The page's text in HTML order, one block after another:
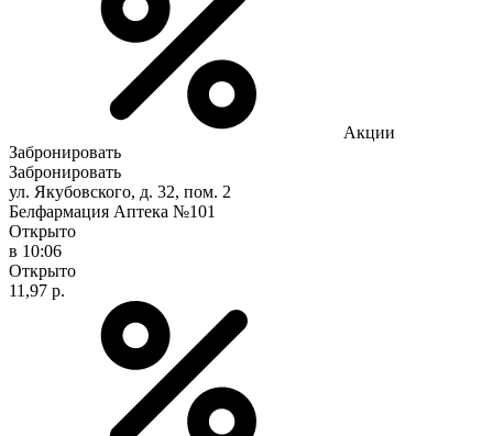
Акции
Забронировать
Забронировать
ул. Якубовского, д. 32, пом. 2
Белфармация Аптека №101
Открыто
в 10:06
Открыто
11,97 р.